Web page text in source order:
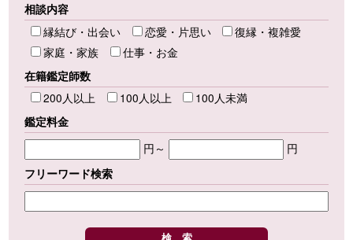
相談内容
縁結び・出会い
恋愛・片思い
復縁・複雑愛
家庭・家族
仕事・お金
在籍鑑定師数
200人以上
100人以上
100人未満
鑑定料金
円～
円
フリーワード検索